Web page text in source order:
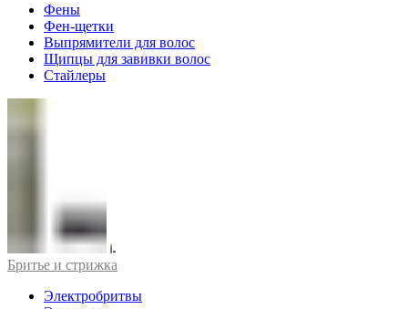
Фены
Фен-щетки
Выпрямители для волос
Щипцы для завивки волос
Стайлеры
Бритье и стрижка
Электробритвы